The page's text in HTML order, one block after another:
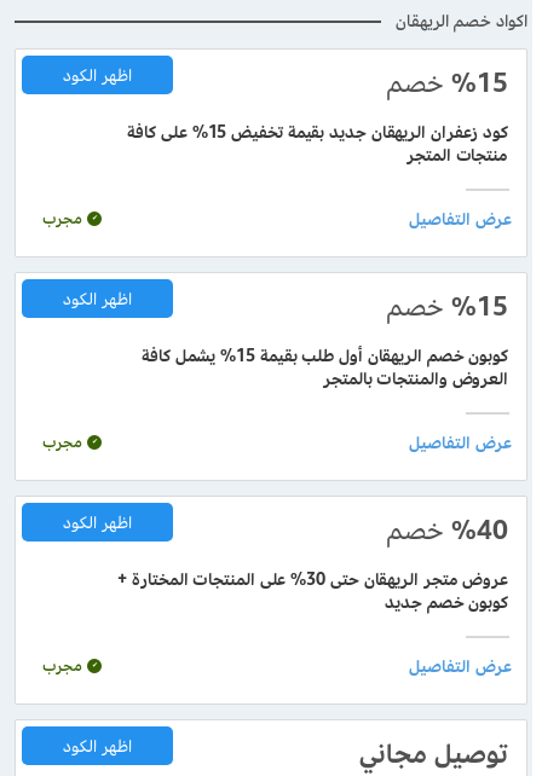
اكواد خصم الريهقان
%15 خصم
كود زعفران الريهقان جديد بقيمة تخفيض 15% على كافة
منتجات المتجر
اظهر الكود
مجرب
%15 خصم
كوبون خصم الريهقان أول طلب بقيمة 15% يشمل كافة
العروض والمنتجات بالمتجر
اظهر الكود
مجرب
%40 خصم
عروض متجر الريهقان حتى 30% على المنتجات المختارة +
كوبون خصم جديد
اظهر الكود
مجرب
توصيل مجاني اظهر الكود